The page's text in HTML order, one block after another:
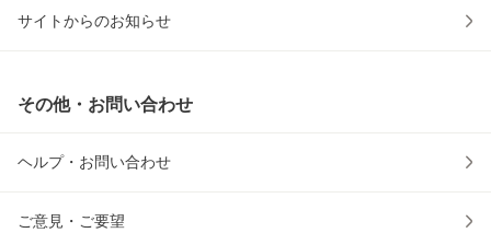
サイトからのお知らせ
その他・お問い合わせ
ヘルプ・お問い合わせ
ご意見・ご要望